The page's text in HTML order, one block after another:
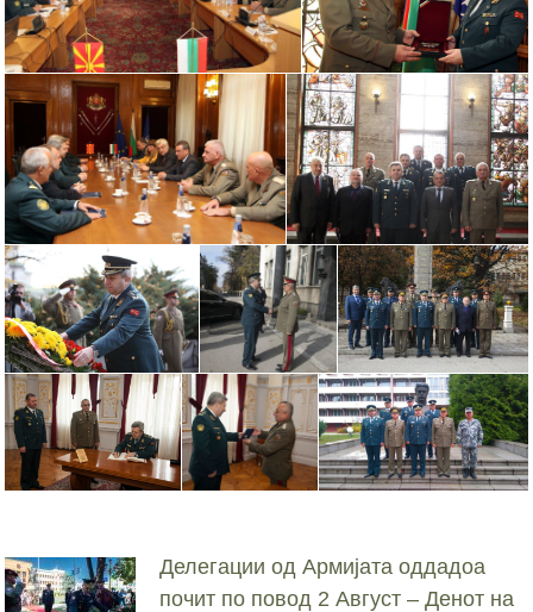
Делегации од Армијата оддадоа
почит по повод 2 Август – Денот на